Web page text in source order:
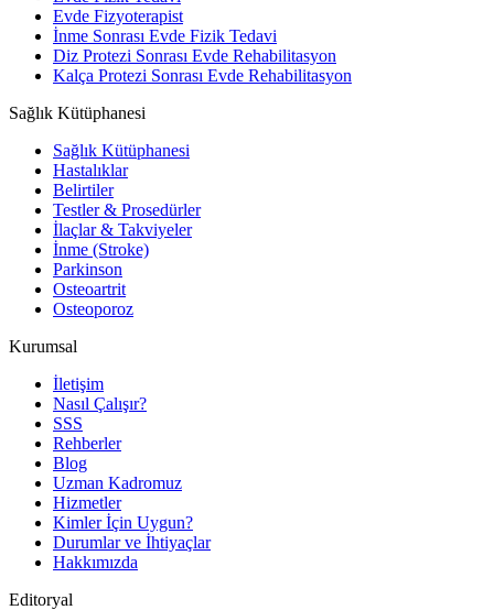
Evde Fizyoterapist
İnme Sonrası Evde Fizik Tedavi
Diz Protezi Sonrası Evde Rehabilitasyon
Kalça Protezi Sonrası Evde Rehabilitasyon
Sağlık Kütüphanesi
Sağlık Kütüphanesi
Hastalıklar
Belirtiler
Testler & Prosedürler
İlaçlar & Takviyeler
İnme (Stroke)
Parkinson
Osteoartrit
Osteoporoz
Kurumsal
İletişim
Nasıl Çalışır?
SSS
Rehberler
Blog
Uzman Kadromuz
Hizmetler
Kimler İçin Uygun?
Durumlar ve İhtiyaçlar
Hakkımızda
Editoryal